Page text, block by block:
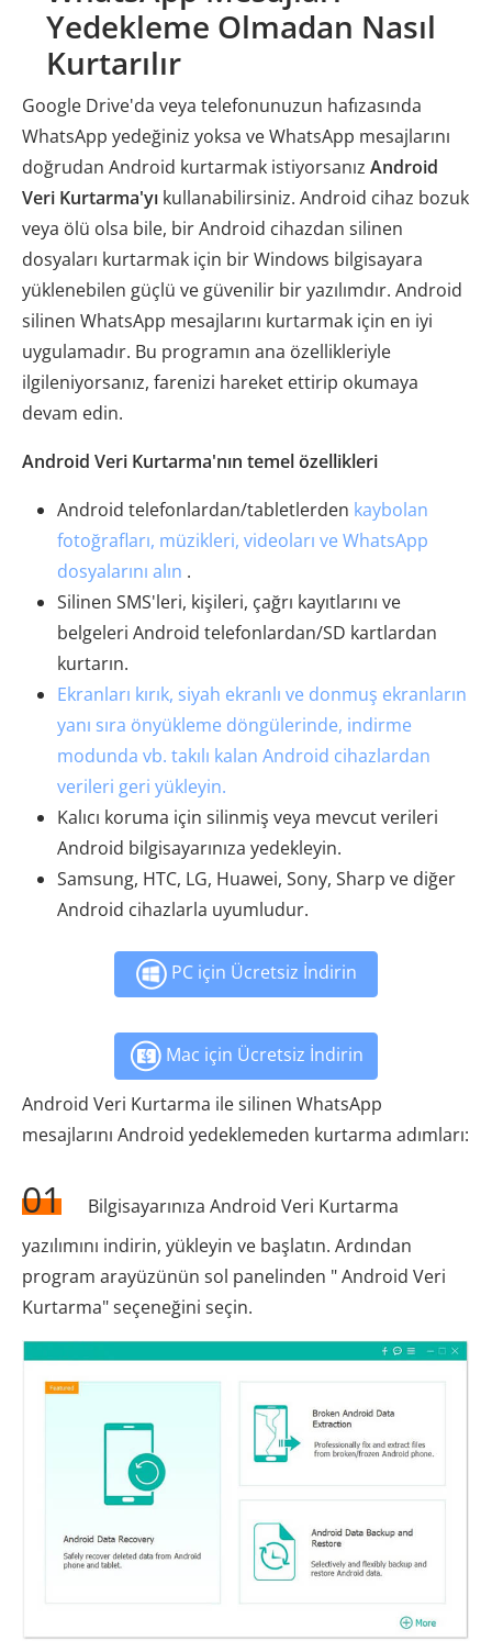
Yedekleme Olmadan Nasıl
Kurtarılır
Google Drive'da veya telefonunuzun hafızasında
WhatsApp yedeğiniz yoksa ve WhatsApp mesajlarını
doğrudan Android kurtarmak istiyorsanız Android
Veri Kurtarma'yı kullanabilirsiniz. Android cihaz bozuk
veya ölü olsa bile, bir Android cihazdan silinen
dosyaları kurtarmak için bir Windows bilgisayara
yüklenebilen güçlü ve güvenilir bir yazılımdır. Android
silinen WhatsApp mesajlarını kurtarmak için en iyi
uygulamadır. Bu programın ana özellikleriyle
ilgileniyorsanız, farenizi hareket ettirip okumaya
devam edin.
Android Veri Kurtarma'nın temel özellikleri
Android telefonlardan/tabletlerden kaybolan
fotoğrafları, müzikleri, videoları ve WhatsApp
dosyalarını alın .
Silinen SMS'leri, kişileri, çağrı kayıtlarını ve
belgeleri Android telefonlardan/SD kartlardan
kurtarın.
Ekranları kırık, siyah ekranlı ve donmuş ekranların
yanı sıra önyükleme döngülerinde, indirme
modunda vb. takılı kalan Android cihazlardan
verileri geri yükleyin.
Kalıcı koruma için silinmiş veya mevcut verileri
Android bilgisayarınıza yedekleyin.
Samsung, HTC, LG, Huawei, Sony, Sharp ve diğer
Android cihazlarla uyumludur.
PC için Ücretsiz İndirin
Mac için Ücretsiz İndirin
Android Veri Kurtarma ile silinen WhatsApp
mesajlarını Android yedeklemeden kurtarma adımları:
01
Bilgisayarınıza Android Veri Kurtarma
yazılımını indirin, yükleyin ve başlatın. Ardından
program arayüzünün sol panelinden " Android Veri
Kurtarma" seçeneğini seçin.